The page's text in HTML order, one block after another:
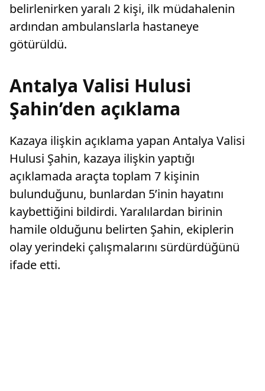
belirlenirken yaralı 2 kişi, ilk müdahalenin
ardından ambulanslarla hastaneye
götürüldü.
Antalya Valisi Hulusi
Şahin’den açıklama
Kazaya ilişkin açıklama yapan Antalya Valisi
Hulusi Şahin, kazaya ilişkin yaptığı
açıklamada araçta toplam 7 kişinin
bulunduğunu, bunlardan 5’inin hayatını
kaybettiğini bildirdi. Yaralılardan birinin
hamile olduğunu belirten Şahin, ekiplerin
olay yerindeki çalışmalarını sürdürdüğünü
ifade etti.